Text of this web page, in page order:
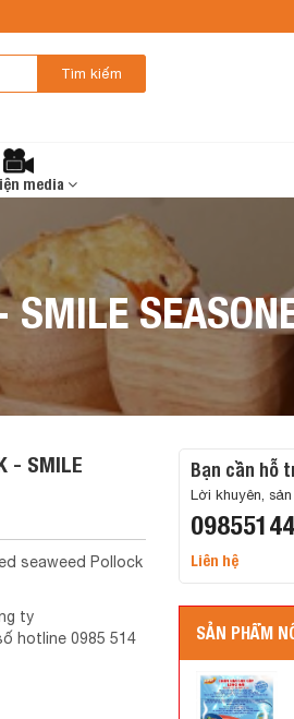
Tìm kiếm
media
- SMILE
seaweed Pollock
ty
hotline 0985 514
Bạn cần hỗ
Lời khuyên, sản
Liên hệ
SẢN PHẨM